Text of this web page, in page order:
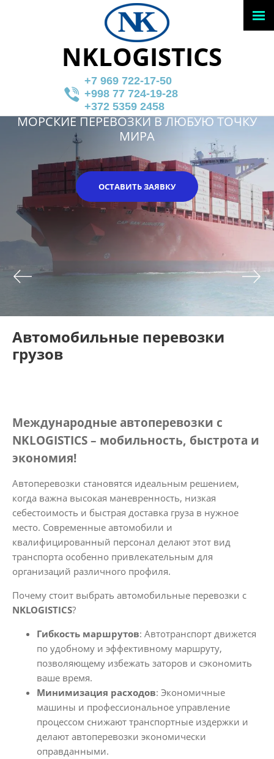
NKLOGISTICS
+7 969 722-17-50
+998 77 724-19-28
+372 5359 2458
МОРСКИЕ ПЕРЕВОЗКИ В ЛЮБУЮ ТОЧКУ
МИРА
ОСТАВИТЬ ЗАЯВКУ
Автомобильные перевозки
грузов
Международные автоперевозки с
NKLOGISTICS – мобильность, быстрота и
экономия!
Автоперевозки становятся идеальным решением,
когда важна высокая маневренность, низкая
себестоимость и быстрая доставка груза в нужное
место. Современные автомобили и
квалифицированный персонал делают этот вид
транспорта особенно привлекательным для
организаций различного профиля.
Почему стоит выбрать автомобильные перевозки с
NKLOGISTICS?
Гибкость маршрутов: Автотранспорт движется
по удобному и эффективному маршруту,
позволяющему избежать заторов и сэкономить
ваше время.
Минимизация расходов: Экономичные
машины и профессиональное управление
процессом снижают транспортные издержки и
делают автоперевозки экономически
оправданными.